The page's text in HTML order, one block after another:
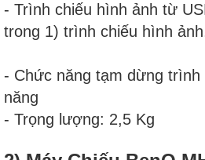
- Trình chiếu hình ảnh từ
trong 1) trình chiếu hình
- Chức năng tạm dừng trình
năng
- Trọng lượng: 2,5 Kg